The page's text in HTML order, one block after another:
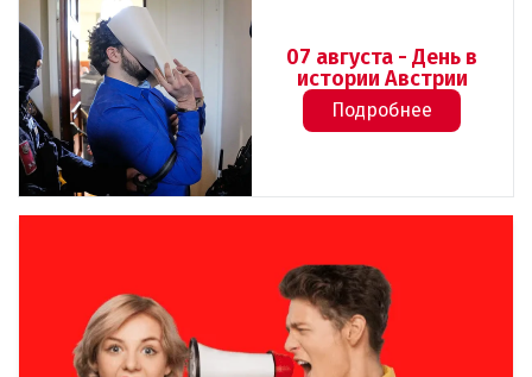
07 августа - День в
истории Австрии
Подробнее